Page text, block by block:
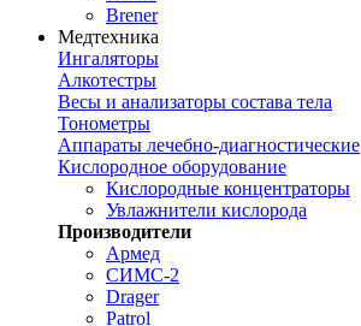
Brener
Медтехника
Ингаляторы
Алкотестры
Весы и анализаторы состава тела
Тонометры
Аппараты лечебно-диагностические
Кислородное оборудование
Кислородные концентраторы
Увлажнители кислорода
Производители
Армед
СИМС-2
Drager
Patrol